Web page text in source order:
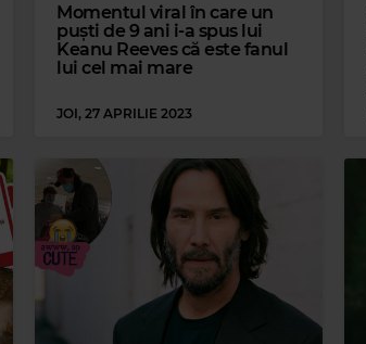
Momentul viral în care un
puști de 9 ani i-a spus lui
Keanu Reeves că este fanul
lui cel mai mare
JOI, 27 APRILIE 2023